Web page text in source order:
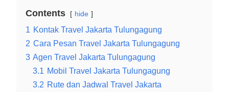
Contents hide
1 Kontak Travel Jakarta Tulungagung
2 Cara Pesan Travel Jakarta Tulungagung
3 Agen Travel Jakarta Tulungagung
3.1 Mobil Travel Jakarta Tulungagung
3.2 Rute dan Jadwal Travel Jakarta